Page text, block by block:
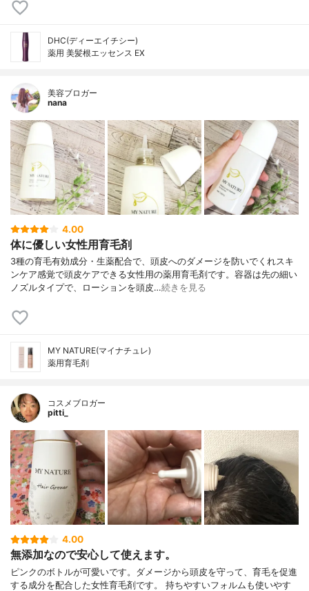
DHC(ディーエイチシー)
薬用 美髪根エッセンス EX
美容ブロガー
nana
4.00
体に優しい女性用育毛剤
3種の育毛有効成分・生薬配合で、頭皮へのダメージを防いでくれスキ
ンケア感覚で頭皮ケアできる女性用の薬用育毛剤です。容器は先の細い
ノズルタイプで、ローションを頭皮…続きを見る
MY NATURE(マイナチュレ)
薬用育毛剤
コスメブロガー
pitti_
4.00
無添加なので安心して使えます。
ピンクのボトルが可愛いです。ダメージから頭皮を守って、育毛を促進
する成分を配合した女性育毛剤です。 持ちやすいフォルムも使いやす